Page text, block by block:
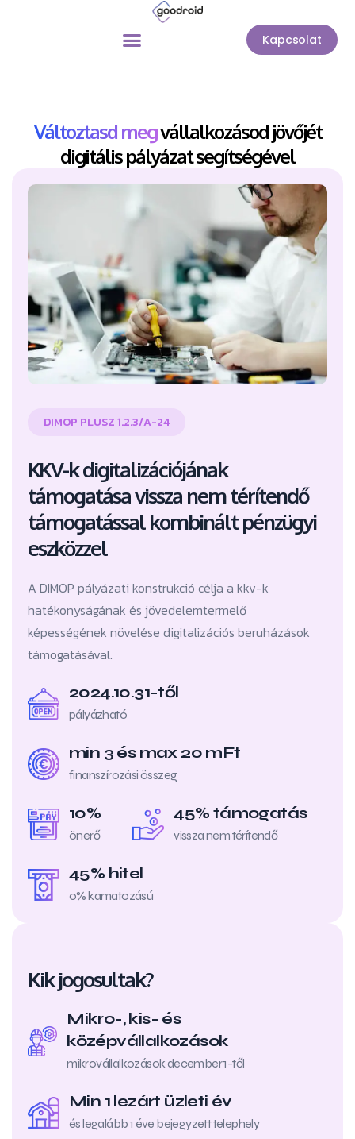
Kapcsolat
Változtasd megvállalkozásod jövőjét
digitális pályázat segítségével
DIMOP PLUSZ 1.2.3/A-24
KKV-k digitalizációjának
támogatása vissza nem térítendő
támogatással kombinált pénzügyi
eszközzel
A DIMOP pályázati konstrukció célja a kkv-k
hatékonyságának és jövedelemtermelő
képességének növelése digitalizációs beruházások
támogatásával.
2024.10.31-től
pályázható
min 3 és max 20 mFt
finanszírozási összeg
10%
önerő
45% támogatás
vissza nem térítendő
45% hitel
0% kamatozású
Kik jogosultak?
Mikro-, kis- és
középvállalkozások
mikrovállalkozások december 1-től
Min 1 lezárt üzleti év
és legalább 1 éve bejegyzett telephely